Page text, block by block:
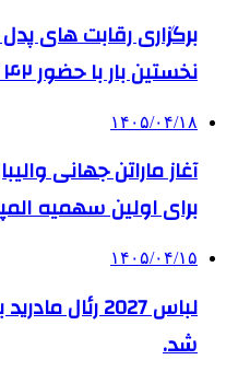
برگزاری رقابت های
نخستین بار با حضور ۴۲ تیم
۱۴۰۵/۰۴/۱۸
آغاز ماراتن جهانی
برای اولین سهمیه
۱۴۰۵/۰۴/۱۵
لباس 2027
شد.